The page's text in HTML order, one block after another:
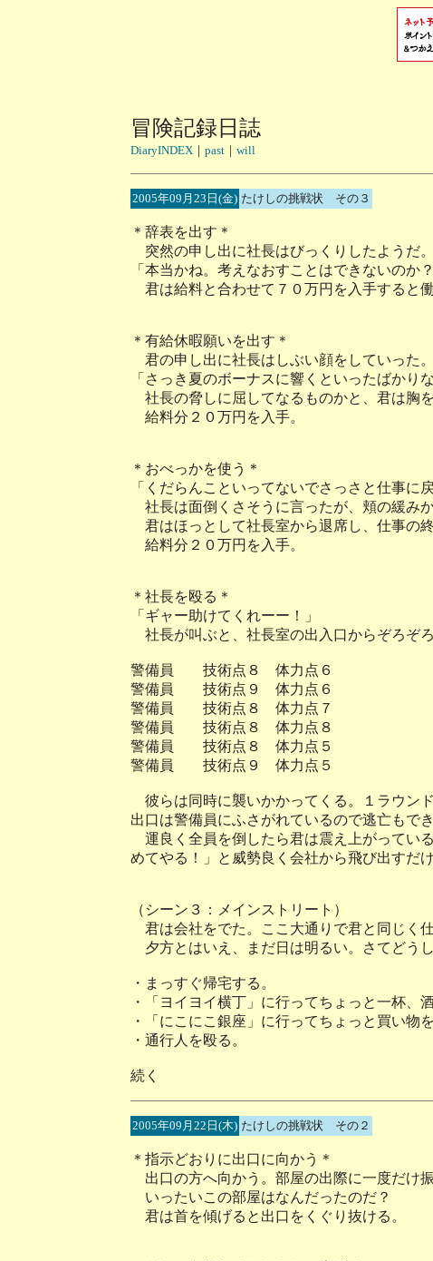
冒険記録日誌
DiaryINDEX ｜ past ｜ will
2005年09月23日(金) たけしの挑戦状 その３
＊辞表を出す＊
突然の申し出に社長はびっくりしたようだ。
「本当かね。考えなおすことはできないの
君は給料と合わせて７０万円を入手すると
＊有給休暇願いを出す＊
君の申し出に社長はしぶい顔をしていった。
「さっき夏のボーナスに響くといったばかり
社長の脅しに屈してなるものかと、君は胸
給料分２０万円を入手。
＊おべっかを使う＊
「くだらんこといってないでさっさと仕事に
社長は面倒くさそうに言ったが、頬の緩み
君はほっとして社長室から退席し、仕事の
給料分２０万円を入手。
＊社長を殴る＊
「ギャー助けてくれーー！」
社長が叫ぶと、社長室の出入口からぞろぞ
警備員 技術点８ 体力点６
警備員 技術点９ 体力点６
警備員 技術点８ 体力点７
警備員 技術点８ 体力点８
警備員 技術点８ 体力点５
警備員 技術点９ 体力点５
彼らは同時に襲いかかってくる。１ラウン
出口は警備員にふさがれているので逃亡もでき
運良く全員を倒したら君は震え上がってい
めてやる！」と威勢良く会社から飛び出すだ
（シーン３：メインストリート）
君は会社をでた。ここ大通りで君と同じく
夕方とはいえ、まだ日は明るい。さてどうし
・まっすぐ帰宅する。
・「ヨイヨイ横丁」に行ってちょっと一杯、
・「にこにこ銀座」に行ってちょっと買い物
・通行人を殴る。
続く
2005年09月22日(木) たけしの挑戦状 その２
＊指示どおりに出口に向かう＊
出口の方へ向かう。部屋の出際に一度だけ
いったいこの部屋はなんだったのだ？
君は首を傾げると出口をくぐり抜ける。